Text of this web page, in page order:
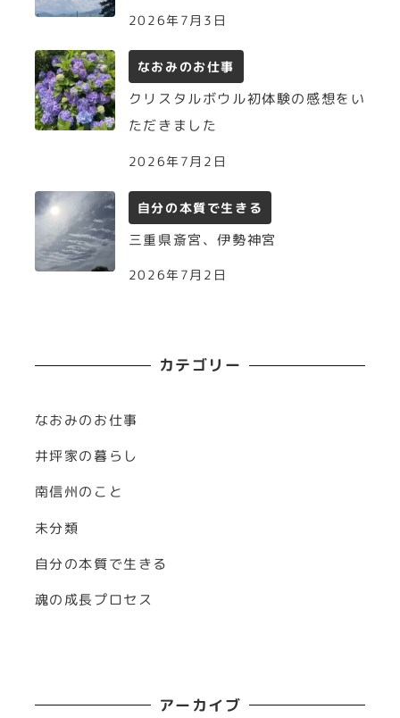
2026年7月3日
なおみのお仕事
クリスタルボウル初体験の感想をい
ただきました
2026年7月2日
自分の本質で生きる
三重県斎宮、伊勢神宮
2026年7月2日
カテゴリー
なおみのお仕事
井坪家の暮らし
南信州のこと
未分類
自分の本質で生きる
魂の成長プロセス
アーカイブ